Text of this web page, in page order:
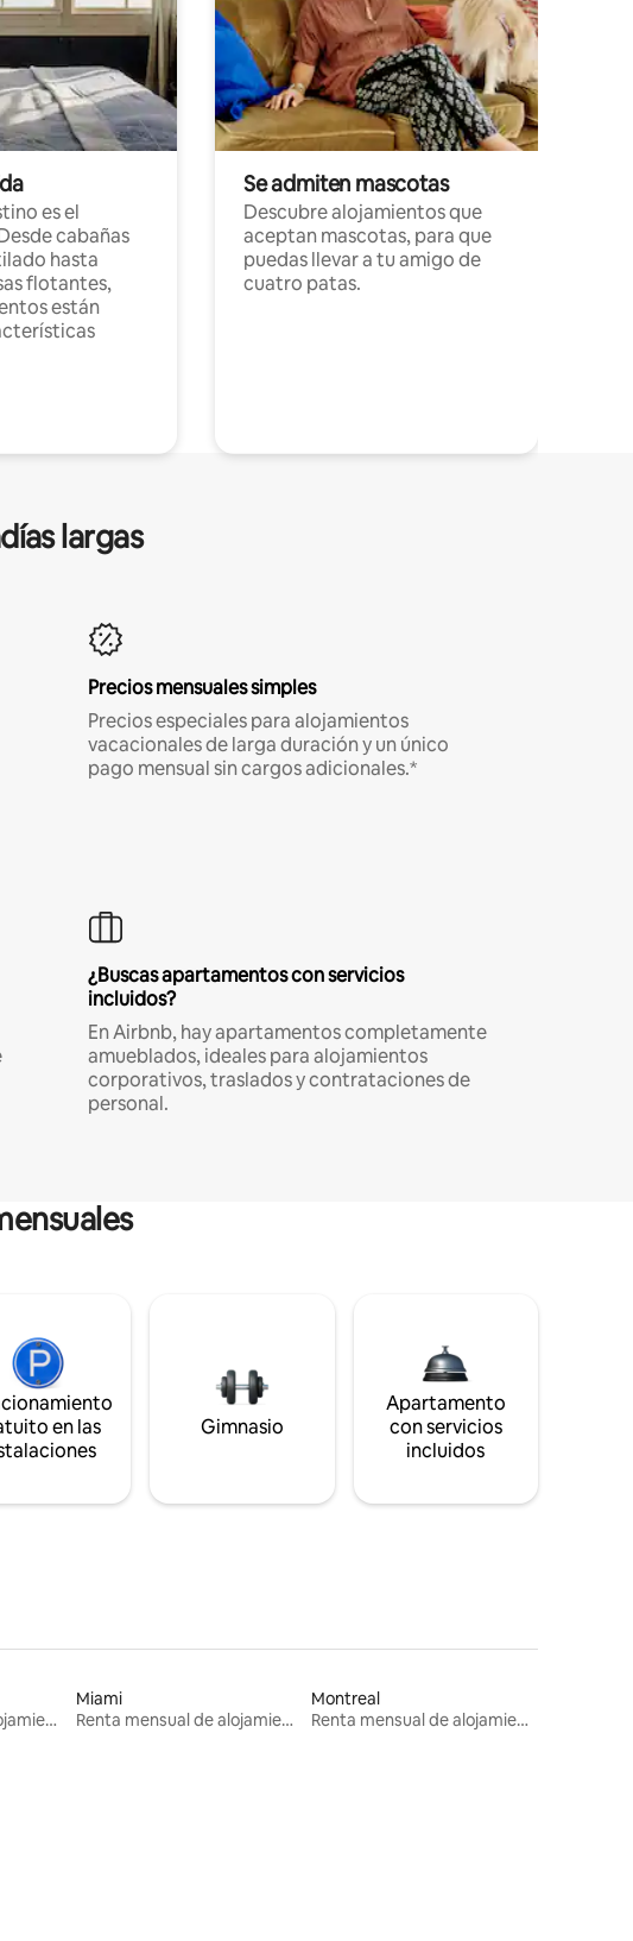
es el
cabañas
hasta
flotantes,
están
Se admiten mascotas
Descubre alojamientos que
aceptan mascotas, para que
puedas llevar a tu amigo de
cuatro patas.
largas
Precios mensuales simples
Precios especiales para alojamientos
vacacionales de larga duración y un único
pago mensual sin cargos adicionales.*
¿Buscas apartamentos con servicios
incluidos?
En Airbnb, hay apartamentos completamente
amueblados, ideales para alojamientos
corporativos, traslados y contrataciones de
personal.
en las
Gimnasio
Apartamento
con servicios
incluidos
Renta mensual de alojamientos
Miami
Renta mensual de alojamientos
Montreal
Renta mensual de alojamientos